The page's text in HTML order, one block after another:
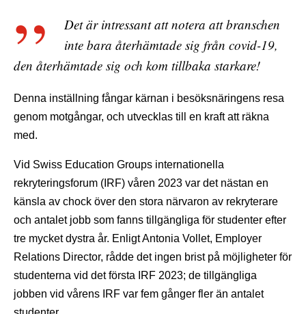
Det är intressant att notera att branschen
inte bara återhämtade sig från covid-19,
den återhämtade sig och kom tillbaka starkare!
Denna inställning fångar kärnan i besöksnäringens resa
genom motgångar, och utvecklas till en kraft att räkna
med.
Vid Swiss Education Groups internationella
rekryteringsforum (IRF) våren 2023 var det nästan en
känsla av chock över den stora närvaron av rekryterare
och antalet jobb som fanns tillgängliga för studenter efter
tre mycket dystra år. Enligt Antonia Vollet, Employer
Relations Director, rådde det ingen brist på möjligheter för
studenterna vid det första IRF 2023; de tillgängliga
jobben vid vårens IRF var fem gånger fler än antalet